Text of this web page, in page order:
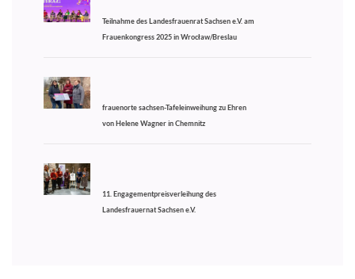
Teilnahme des Landesfrauenrat Sachsen e.V. am
Frauenkongress 2025 in Wrocław/Breslau
frauenorte sachsen-Tafeleinweihung zu Ehren
von Helene Wagner in Chemnitz
11. Engagementpreisverleihung des
Landesfrauernat Sachsen e.V.